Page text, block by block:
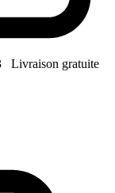
Livraison gratuite